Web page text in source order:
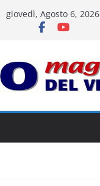
giovedì, Agosto 6, 2026